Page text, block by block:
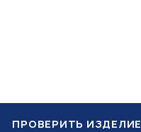
ПРОВЕРИТЬ ИЗДЕЛИЕ